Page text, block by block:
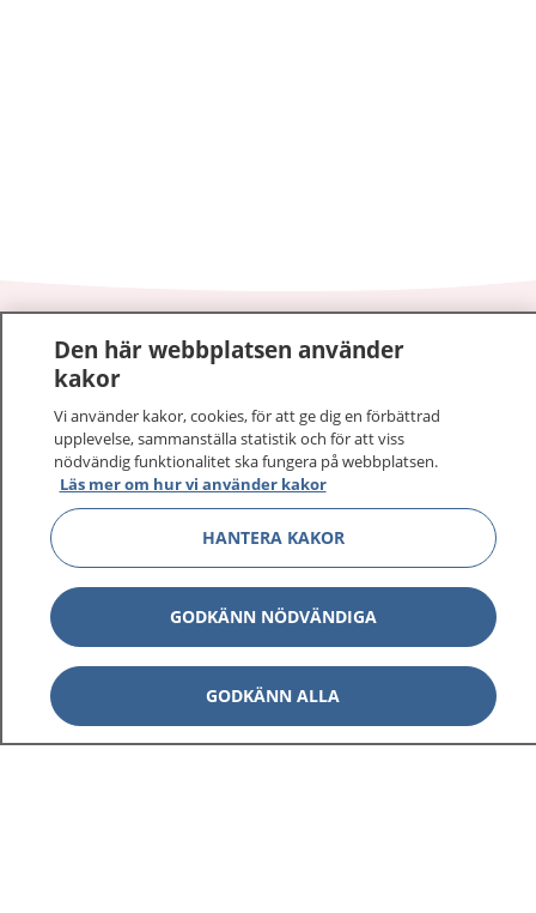
1177–tryggt om din hälsa och vård
sjukdomar och vilka mottagningar du kan kontakta.
Logga in för att läsa din journal och göra dina
vårdärenden. Ring telefonnummer 1177 för
sjukvårdsrådgivning dygnet runt.
1177 ger dig råd när du vill må bättre.
1177 på flera språk Visa
Den här webbplatsen använder
kakor
Vi använder kakor, cookies, för att ge dig en förbättrad
upplevelse, sammanställa statistik och för att viss
nödvändig funktionalitet ska fungera på webbplatsen.
Läs mer om hur vi använder kakor
HANTERA KAKOR
GODKÄNN NÖDVÄNDIGA
GODKÄNN ALLA